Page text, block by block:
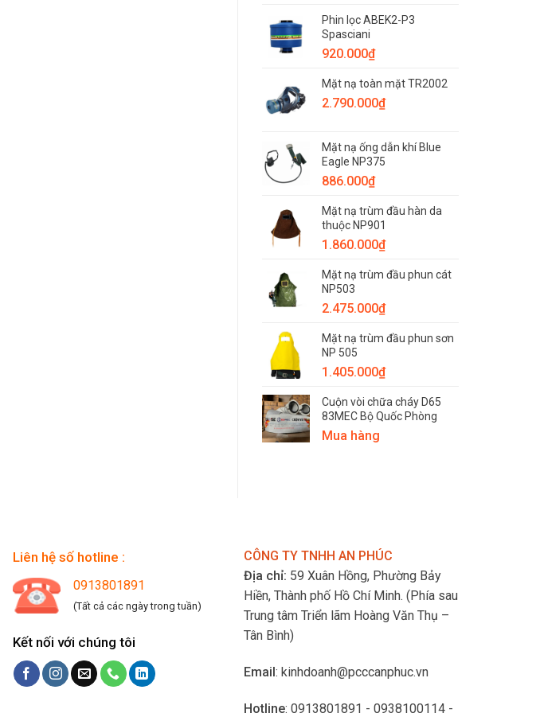
từng
Thiết
khi
hoạn
Phin lọc ABEK2-P3
Spasciani
920.000₫
Mặt nạ toàn mặt TR2002
2.790.000₫
Mặt nạ ống dẫn khí Blue
Eagle NP375
886.000₫
Mặt nạ trùm đầu hàn da
thuộc NP901
1.860.000₫
Mặt nạ trùm đầu phun cát
NP503
2.475.000₫
Mặt nạ trùm đầu phun sơn
NP 505
1.405.000₫
Cuộn vòi chữa cháy D65
83MEC Bộ Quốc Phòng
Mua hàng
Liên hệ số hotline :
0913801891
(Tất cả các ngày trong tuần)
Kết nối với chúng tôi
CÔNG TY TNHH AN PHÚC
Địa chỉ: 59 Xuân Hồng, Phường Bảy
Hiền, Thành phố Hồ Chí Minh.(Phía sau
Trung tâm Triển lãm Hoàng Văn Thụ –
Tân Bình)
Email: kinhdoanh@pcccanphuc.vn
Hotline: 0913801891 - 0938100114 -